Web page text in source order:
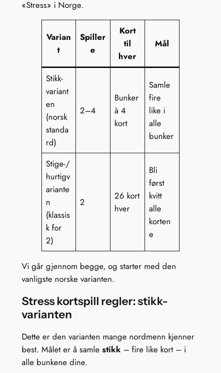
«Stress» i Norge.
Varian
t
Spiller
e
Kort
til
hver
Mål
Stikk-
variant
en
(norsk
standa
rd)
2–4
Bunker
à 4
kort
Samle
fire
like i
alle
bunker
Stige-/
hurtigv
ariante
n
(klassis
k for
2)
2
26 kort
hver
Bli
først
kvitt
alle
korten
e
Vi går gjennom begge, og starter med den
vanligste norske varianten.
Stress kortspill regler: stikk-
varianten
Dette er den varianten mange nordmenn kjenner
best. Målet er å samle stikk– fire like kort – i
alle bunkene dine.